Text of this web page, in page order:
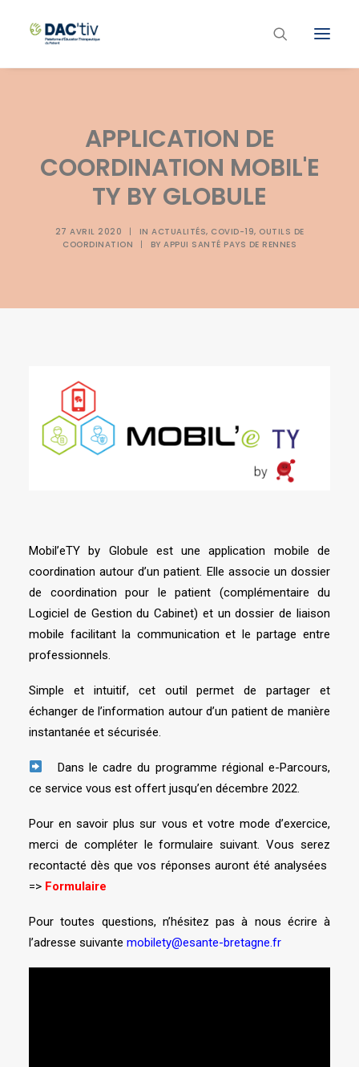
Liste des programmes et actions
Les formations ETP
Contacts
APPLICATION DE
COORDINATION MOBIL'E
TY BY GLOBULE
27 AVRIL 2020 | IN ACTUALITÉS, COVID-19, OUTILS DE
COORDINATION
| BY APPUI SANTÉ PAYS DE RENNES
Mobil’eTY by Globule est une application mobile de
coordination autour d’un patient. Elle associe un dossier
de coordination pour le patient (complémentaire du
Logiciel de Gestion du Cabinet) et un dossier de liaison
mobile facilitant la communication et le partage entre
professionnels.
Simple et intuitif, cet outil permet de partager et
échanger de l’information autour d’un patient de manière
instantanée et sécurisée.
Dans le cadre du programme régional e-Parcours,
ce service vous est offert jusqu’en décembre 2022.
Pour en savoir plus sur vous et votre mode d’exercice,
merci de compléter le formulaire suivant. Vous serez
recontacté dès que vos réponses auront été analysées
=> Formulaire
Pour toutes questions, n’hésitez pas à nous écrire à
l’adresse suivante mobilety@esante-bretagne.fr